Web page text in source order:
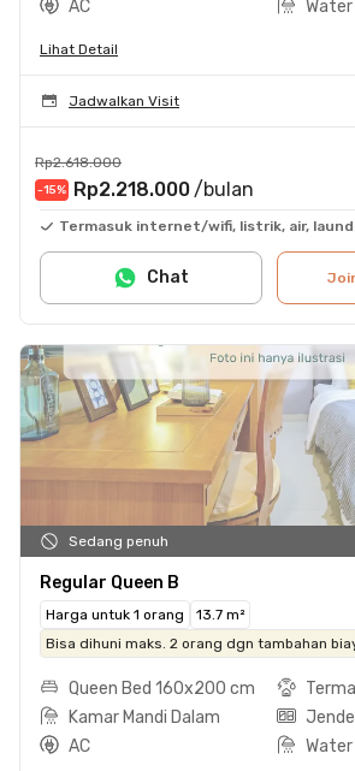
AC
Lihat Detail
Jadwalkan Visit
Rp2.618.000
-15% Rp2.218.000 /bulan
Termasuk internet/wifi, listrik, air,
Chat
Sedang penuh
Regular Queen B
Harga untuk 1 orang
13.7 m²
Bisa dihuni maks. 2 orang dgn tambahan
Queen Bed 160x200 cm
Kamar Mandi Dalam
AC